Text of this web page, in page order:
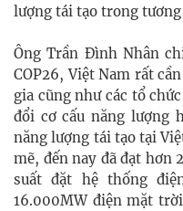
lượng tái tạo trong
Ông Trần Đình Nhân
COP26, Việt Nam rất
gia cũng như các tổ
đổi cơ cấu năng lượng
năng lượng tái tạo tại
mẽ, đến nay đã đạt hơn
suất đặt hệ thống
16.000MW điện mặt